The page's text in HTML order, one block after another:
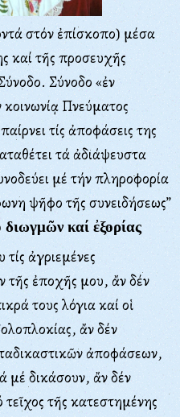
στόν ἐπίσκοπο) μέσα
καί τῆς προσευχῆς
Σύνοδο «ἐν
Πνεύματος
τίς ἀποφάσεις της
τά ἀδιάψευστα
μέ τήν πληροφορία
ψῆφο τῆς συνειδήσεως”
καί ἐξορίας
ἀγριεμένες
τῆς ἐποχῆς μου, ἄν δέν
τους λόγια καί οἱ
ἄν δέν
ἀποφάσεων,
μέ δικάσουν, ἄν δέν
τῆς κατεστημένης